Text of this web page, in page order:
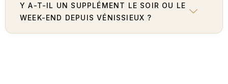
Y A-T-IL UN SUPPLÉMENT LE SOIR OU LE
WEEK-END DEPUIS VÉNISSIEUX ?